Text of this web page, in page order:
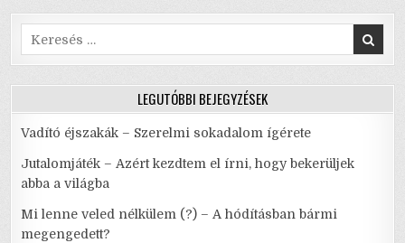
k
KÁR,
MERT
ÉLET
Search
for:
LEGUTÓBBI BEJEGYZÉSEK
Vadító éjszakák – Szerelmi sokadalom ígérete
Jutalomjáték – Azért kezdtem el írni, hogy bekerüljek
abba a világba
Mi lenne veled nélkülem (?) – A hódításban bármi
megengedett?